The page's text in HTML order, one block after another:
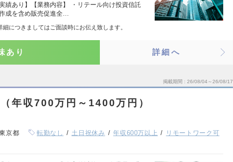
績あり】【業務内容】 ・リテール向け投資信託
成を含め販売促進全…
につきましてはご面談時にお伝え致します。
あり 詳細へ
掲載期間 26/08/04～26/08/17
年収700万円～1400万円）
京都 転勤なし 土日祝休み 年収600万以上
リモートワーク可